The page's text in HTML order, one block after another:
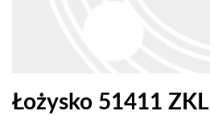
Łożysko 51411 ZKL